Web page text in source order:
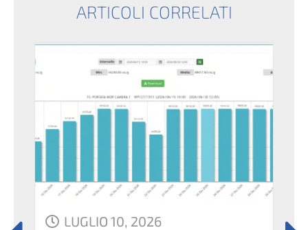
ARTICOLI CORRELATI
LUGLIO 10, 2026